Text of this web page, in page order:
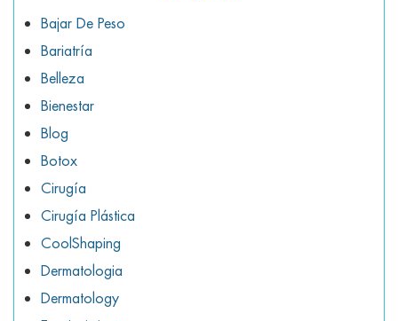
menu
Bajar De Peso
Bariatría
Belleza
Bienestar
Blog
Botox
Cirugía
Cirugía Plástica
CoolShaping
Dermatologia
Dermatology